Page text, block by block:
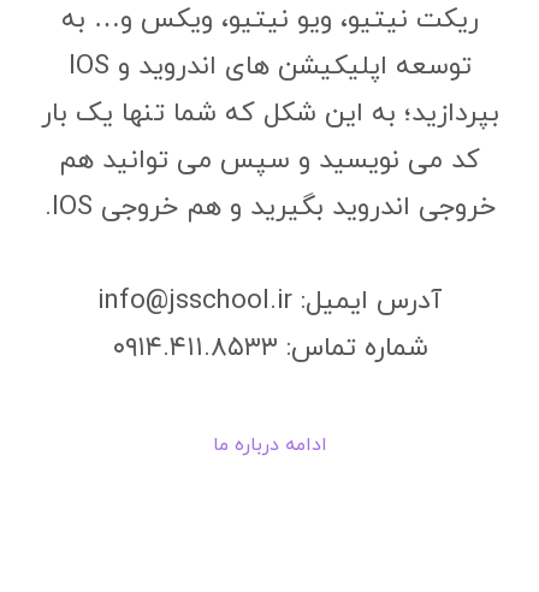
ریکت نیتیو، ویو نیتیو، ویکس و… به
توسعه اپلیکیشن های اندروید و IOS
بپردازید؛ به این شکل که شما تنها یک بار
کد می نویسید و سپس می توانید هم
خروجی اندروید بگیرید و هم خروجی IOS.
آدرس ایمیل: info@jsschool.ir
شماره تماس: ۰۹۱۴.۴۱۱.۸۵۳۳
ادامه درباره ما